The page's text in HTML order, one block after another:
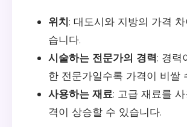
위치: 대도시와 지방의 가격
습니다.
시술하는 전문가의 경력: 경력
한 전문가일수록 가격이 비쌀
사용하는 재료: 고급 재료를
격이 상승할 수 있습니다.